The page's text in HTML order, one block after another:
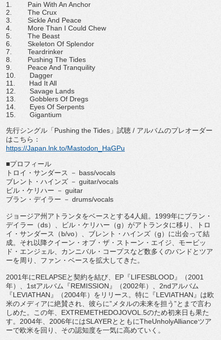
1. Pain With An Anchor
2. The Crux
3. Sickle And Peace
4. More Than I Could Chew
5. The Beast
6. Skeleton Of Splendor
7. Teardrinker
8. Pushing The Tides
9. Peace And Tranquility
10. Dagger
11. Had It All
12. Savage Lands
13. Gobblers Of Dregs
14. Eyes Of Serpents
15. Gigantium
先行シングル「Pushing the Tides 」試聴 / アルバムのプレオーダー
はこちら：
https://Japan.lnk.to/Mastodon_ HaGPu
■プロフィール
トロイ・サンダース － bass/vocals
ブレント・ハインズ － guitar/vocals
ビル・ケリハー － guitar
ブラン・デイラー － drums/vocals
ジョージア州アトランタをベースとする4人組。 1999年にブラ ン・
デイラー（ds）、ビル・ケリハー（g） がアトランタに移り、トロ
イ・サンダース（b/vo）、 ブレント・ハインズ（g）に出会って結
成。それ以降クイーン・ オブ・ザ・ストーン・エイジ、モービッ
ド・エンジェル、 カンニバル・コープスなど数多くのバンドとツア
ーを周り、 ファン・ベースを拡大してきた。
2001年にRELAPSEと契約を結び、 EP 『LIFESBL OOD』（2001
年）、 1stアルバム『REMISSION 』 （2002年）、 2ndアルバム
『LEVIATHAN 』（2004年）をリリース。特に『LEVIATHAN 』 は欧
米のメディアに絶賛され、彼らに” メタルの未来を担う”とま で言わ
しめた。この年、 EXTREMETHEDOJOVOL.5のため初来日も果た
す。 2004年、 2006年にはSLAYERとともにTheUnholyAllianceツア
ーで欧米を回り
、その認知度を一気に高めていく。